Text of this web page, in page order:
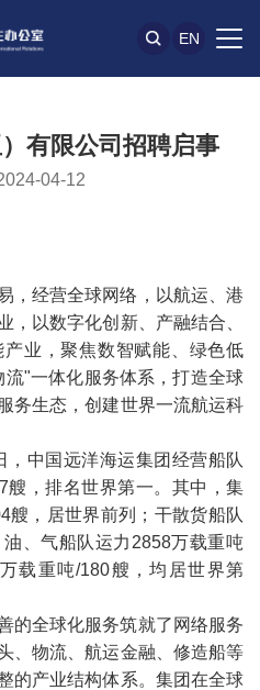
EN
有限公司招聘启事
04-12
，经营全球网络，以航运、港
，以数字化创新、产融结合、
业，聚焦数智赋能、绿色低
流"一体化服务体系，打造全球
务生态，创建世界一流航运科
，中国远洋海运集团经营船队
艘，排名世界第一。其中，集
艘，居世界前列；干散货船队
、气船队运力2858万载重吨
载重吨/180艘，均居世界第
的全球化服务筑就了网络服务
、物流、航运金融、修造船等
的产业结构体系。集团在全球